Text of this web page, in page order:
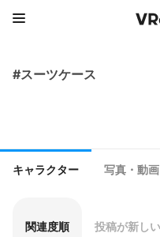
#スーツケース
キャラクター 写真・動画
関連度順 投稿が新し